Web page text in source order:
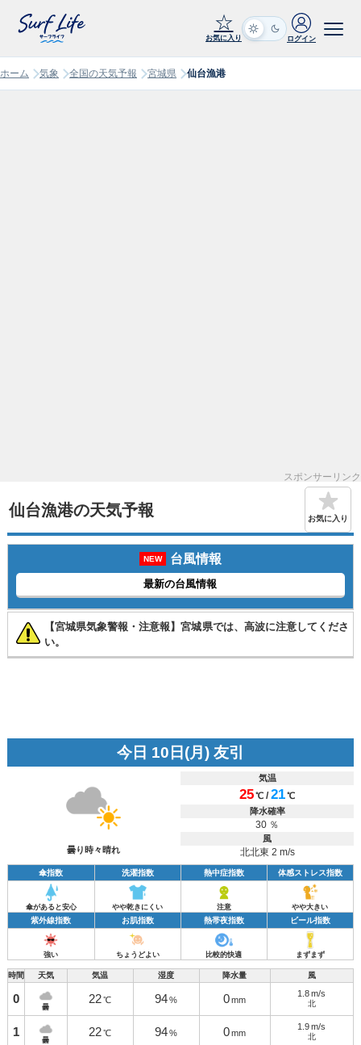
☆
お気に入り ログイン
ホーム 気象 全国の天気予報 宮城県 仙台漁港
スポンサーリンク
仙台漁港の天気予報 お気に入り
NEW 台風情報
最新の台風情報
【宮城県気象警報・注意報】宮城県では、高波に注意してくださ
い。
今日 10日(月) 友引
曇り時々晴れ
気温
25℃ /21℃
降水確率
30 ％
風
北北東 2 m/s
傘指数 洗濯指数 熱中症指数 体感ストレス指数
傘があると安心 やや乾きにくい 注意 やや大きい
紫外線指数 お肌指数 熱帯夜指数 ビール指数
強い ちょうどよい 比較的快適 まずまず
時間 天気 気温 湿度 降水量 風
0
曇
22 ℃ 94 % 0 mm
1.8 m/s
北
1
曇
22 ℃ 94 % 0 mm
1.9 m/s
北